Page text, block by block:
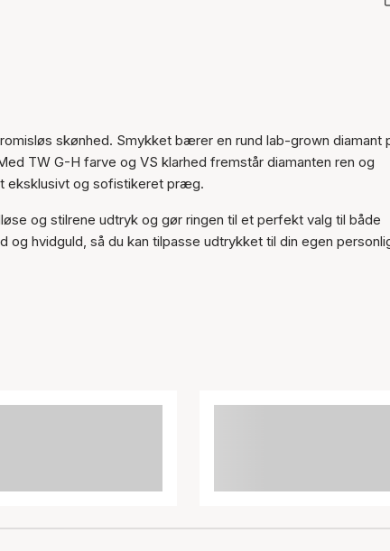
skønhed. Smykket bærer en rund lab-grown diamant
TW G-H farve og VS klarhed fremstår diamanten ren og
eksklusivt og sofistikeret præg.
og stilrene udtryk og gør ringen til et perfekt valg til både
hvidguld, så du kan tilpasse udtrykket til din egen